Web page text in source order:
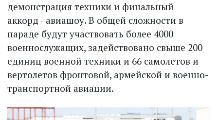
демонстрация техники и финальный
аккорд - авиашоу. В общей сложности в
параде будут участвовать более 4000
военнослужащих, задействовано свыше 200
единиц военной техники и 66 самолетов и
вертолетов фронтовой, армейской и военно-
транспортной авиации.